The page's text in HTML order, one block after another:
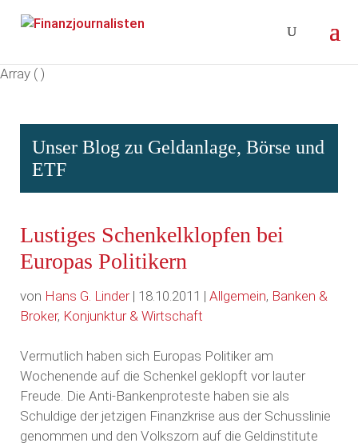
Array ( )
Unser Blog zu Geldanlage, Börse und
ETF
Lustiges Schenkelklopfen bei
Europas Politikern
von Hans G. Linder| 18.10.2011 | Allgemein, Banken &
Broker, Konjunktur & Wirtschaft
Vermutlich haben sich Europas Politiker am
Wochenende auf die Schenkel geklopft vor lauter
Freude. Die Anti-Bankenproteste haben sie als
Schuldige der jetzigen Finanzkrise aus der Schusslinie
genommen und den Volkszorn auf die Geldinstitute